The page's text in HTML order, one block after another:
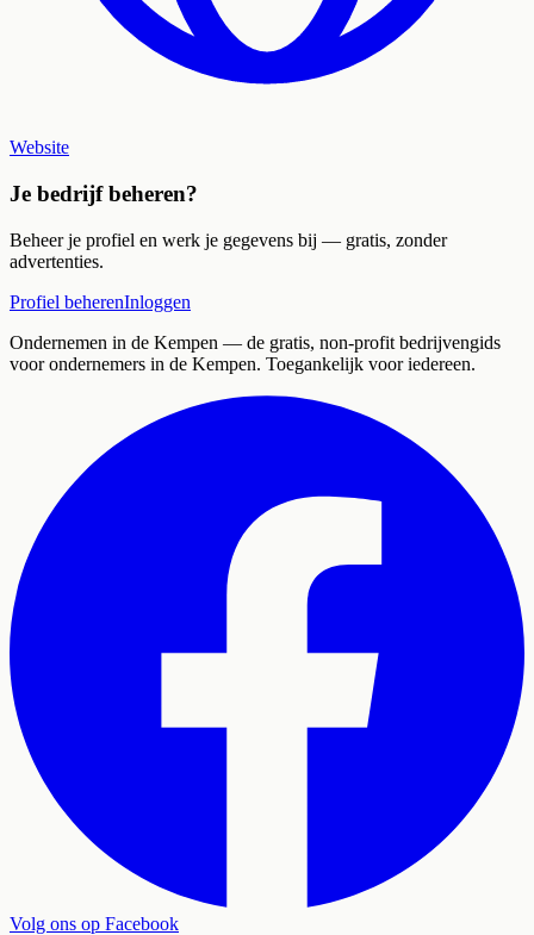
Website
Je bedrijf beheren?
Beheer je profiel en werk je gegevens bij — gratis, zonder
advertenties.
Profiel beherenInloggen
Ondernemen in de Kempen — de gratis, non-profit bedrijvengids
voor ondernemers in de Kempen. Toegankelijk voor iedereen.
Volg ons op Facebook